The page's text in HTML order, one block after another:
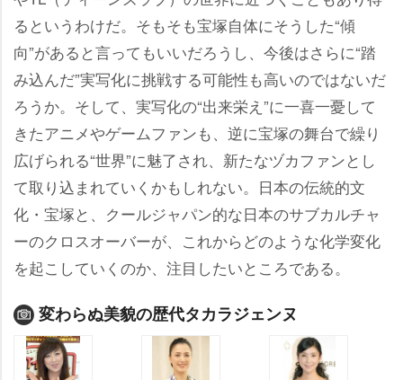
るというわけだ。そもそも宝塚自体にそうした“傾
向”があると言ってもいいだろうし、今後はさらに“踏
み込んだ”実写化に挑戦する可能性も高いのではないだ
ろうか。そして、実写化の“出来栄え”に一喜一憂して
きたアニメやゲームファンも、逆に宝塚の舞台で繰り
広げられる“世界”に魅了され、新たなヅカファンとし
て取り込まれていくかもしれない。日本の伝統的文
化・宝塚と、クールジャパン的な日本のサブカルチャ
ーのクロスオーバーが、これからどのような化学変化
を起こしていくのか、注目したいところである。
変わらぬ美貌の歴代タカラジェンヌ